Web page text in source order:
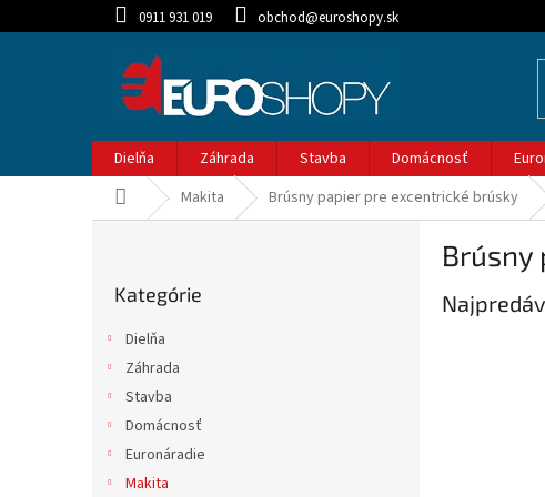
na
0911 931 019 obchod@euroshopy.sk
Dielňa Záhrada Stavba Domácnosť
DomovMakita Brúsny papier pre excentrické brúsky
kategórie
Kategórie
Dielňa
Záhrada
Stavba
Domácnosť
Euronáradie
Makita
Brúsny